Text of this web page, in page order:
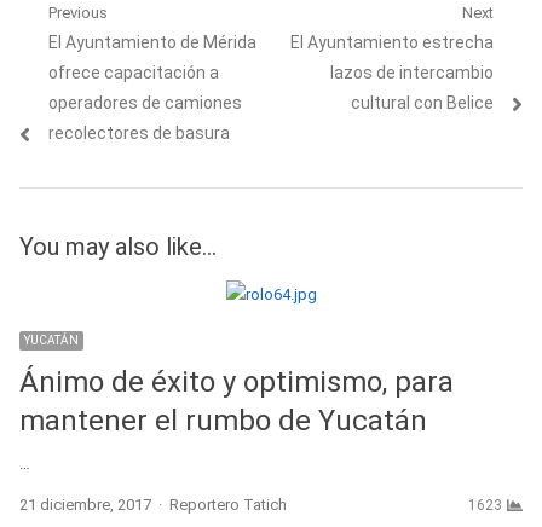
Navegación
de
entradas
Previous
Previous
post:
El Ayuntamiento de Mérida
ofrece capacitación a
operadores de camiones
recolectores de basura
Next
Next
El Ayuntamiento estrecha
lazos de intercambio
cultural con Belice
You may also like...
YUCATÁN
Ánimo de éxito y optimismo, para
mantener el rumbo de Yucatán
21 diciembre, 2017 Author
Reportero Tatich 1623